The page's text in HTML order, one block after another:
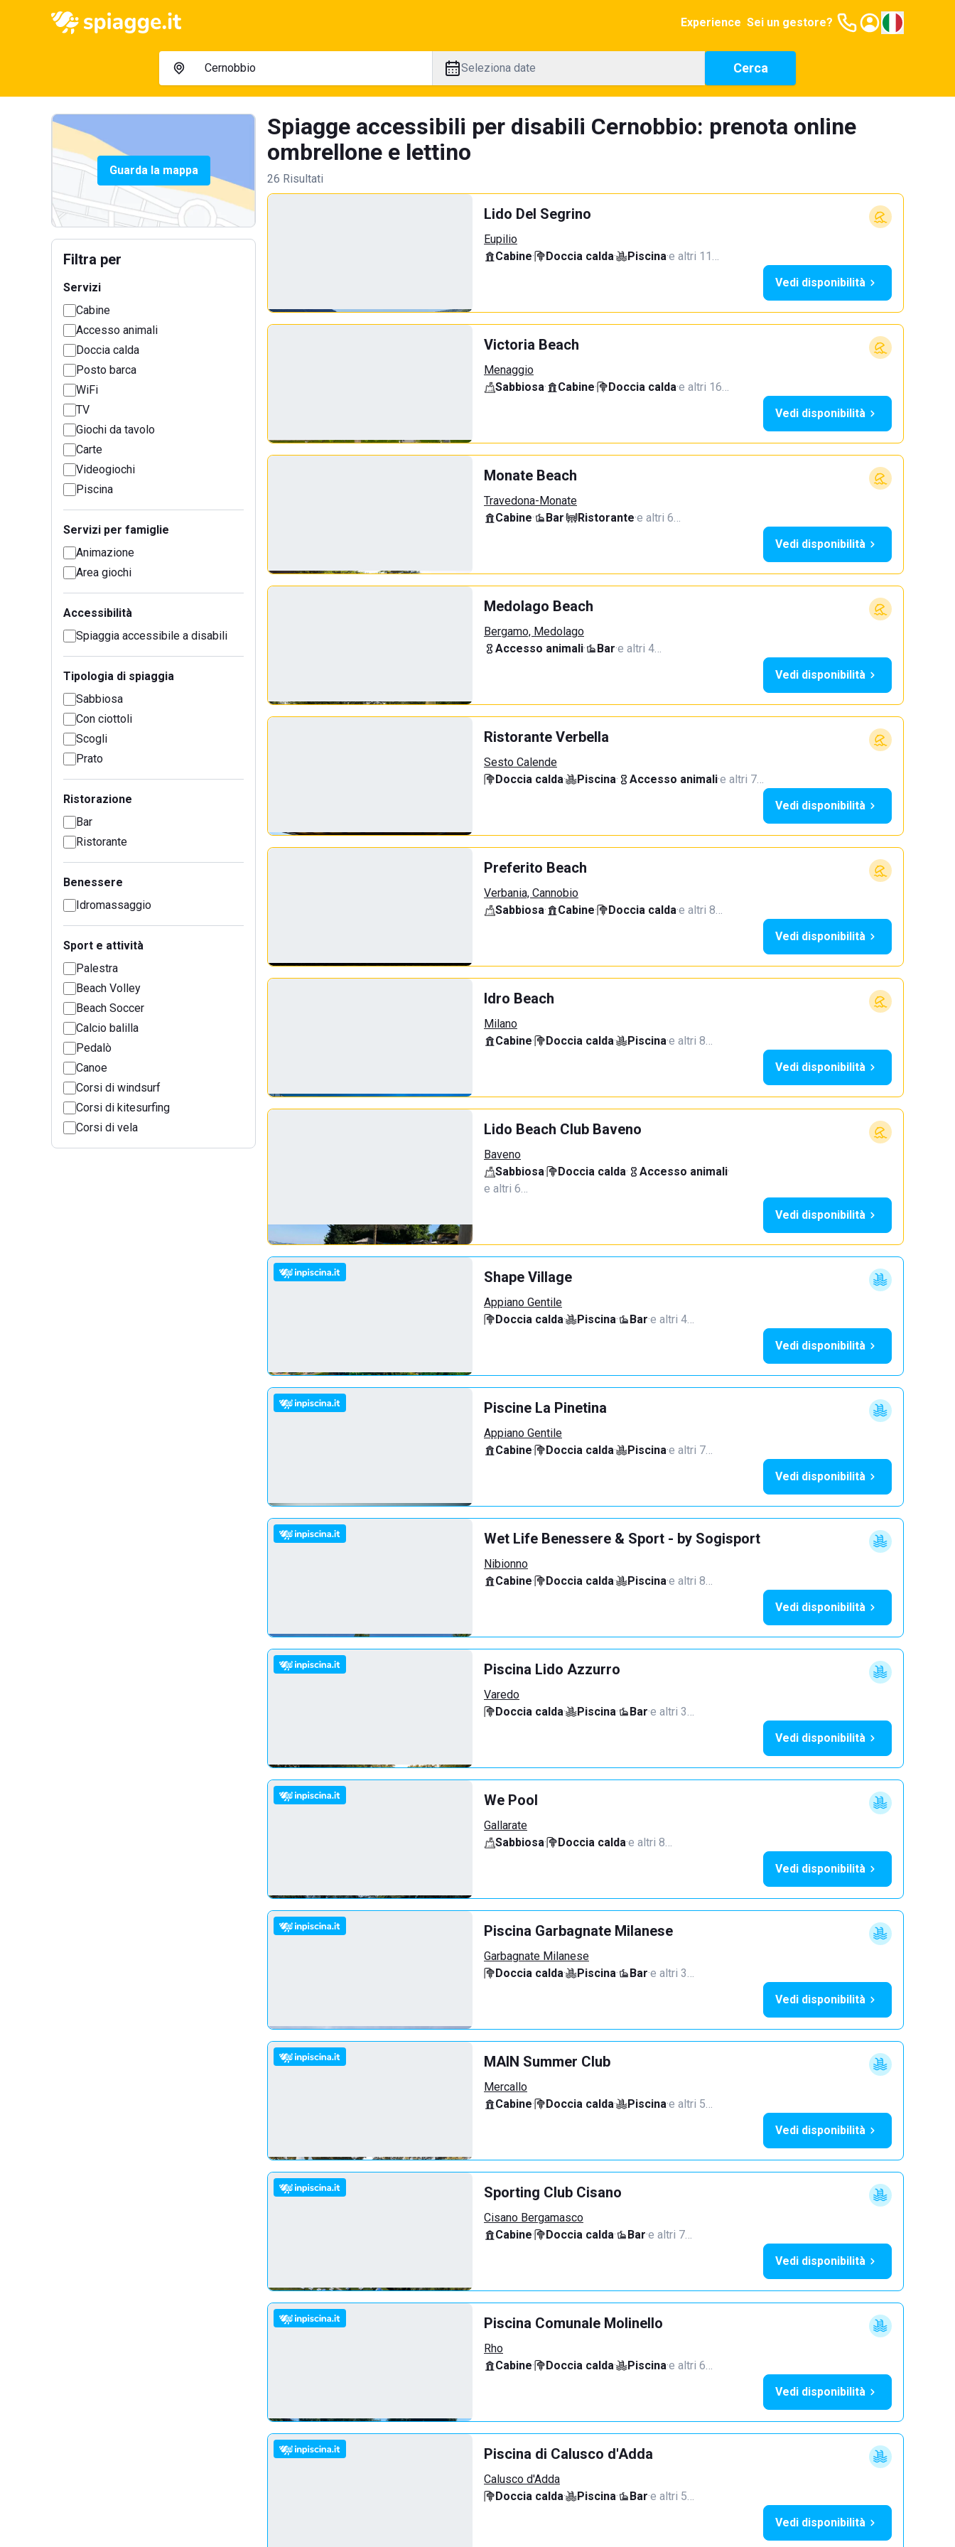
Experience Sei un gestore?
Seleziona date Cerca
Guarda la mappa
Filtra per
Servizi
Cabine
Accesso animali
Doccia calda
Posto barca
WiFi
TV
Giochi da tavolo
Carte
Videogiochi
Piscina
Servizi per famiglie
Animazione
Area giochi
Accessibilità
Spiaggia accessibile a disabili
Tipologia di spiaggia
Sabbiosa
Con ciottoli
Scogli
Prato
Ristorazione
Bar
Ristorante
Benessere
Idromassaggio
Sport e attività
Palestra
Beach Volley
Beach Soccer
Calcio balilla
Pedalò
Canoe
Corsi di windsurf
Corsi di kitesurfing
Corsi di vela
Spiagge accessibili per disabili Cernobbio: prenota online
ombrellone e lettino
26 Risultati
Lido Del Segrino
Eupilio
Cabine· Doccia calda· Piscina·e altri 11…
Vedi disponibilità
Victoria Beach
Menaggio
Sabbiosa· Cabine· Doccia calda·e altri 16…
Vedi disponibilità
Monate Beach
Travedona-Monate
Cabine· Bar· Ristorante·e altri 6…
Vedi disponibilità
Medolago Beach
Bergamo, Medolago
Accesso animali· Bar·e altri 4…
Vedi disponibilità
Ristorante Verbella
Sesto Calende
Doccia calda· Piscina· Accesso animali·e altri 7…
Vedi disponibilità
Preferito Beach
Verbania, Cannobio
Sabbiosa· Cabine· Doccia calda·e altri 8…
Vedi disponibilità
Idro Beach
Milano
Cabine· Doccia calda· Piscina·e altri 8…
Vedi disponibilità
Lido Beach Club Baveno
Baveno
Sabbiosa· Doccia calda· Accesso animali·
e altri 6…
Vedi disponibilità
Shape Village
Appiano Gentile
Doccia calda· Piscina· Bar·e altri 4…
Vedi disponibilità
Piscine La Pinetina
Appiano Gentile
Cabine· Doccia calda· Piscina·e altri 7…
Vedi disponibilità
Wet Life Benessere & Sport - by Sogisport
Nibionno
Cabine· Doccia calda· Piscina·e altri 8…
Vedi disponibilità
Piscina Lido Azzurro
Varedo
Doccia calda· Piscina· Bar·e altri 3…
Vedi disponibilità
We Pool
Gallarate
Sabbiosa· Doccia calda·e altri 8…
Vedi disponibilità
Piscina Garbagnate Milanese
Garbagnate Milanese
Doccia calda· Piscina· Bar·e altri 3…
Vedi disponibilità
MAIN Summer Club
Mercallo
Cabine· Doccia calda· Piscina·e altri 5…
Vedi disponibilità
Sporting Club Cisano
Cisano Bergamasco
Cabine· Doccia calda· Bar·e altri 7…
Vedi disponibilità
Piscina Comunale Molinello
Rho
Cabine· Doccia calda· Piscina·e altri 6…
Vedi disponibilità
Piscina di Calusco d'Adda
Calusco d'Adda
Doccia calda· Piscina· Bar·e altri 5…
Vedi disponibilità